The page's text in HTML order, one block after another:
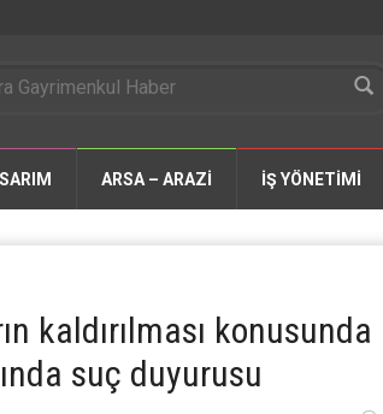
ARSA – ARAZİ İŞ YÖNETİMİ
kaldırılması konusunda
suç duyurusu